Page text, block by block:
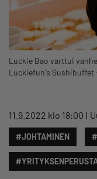
Luckie Bao varttui
Luckiefun's Sushibuffet
11.9.2022 klo 18:00
#JOHTAMINEN